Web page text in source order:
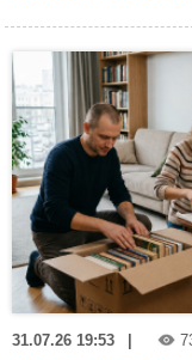
31.07.26 19:53 |